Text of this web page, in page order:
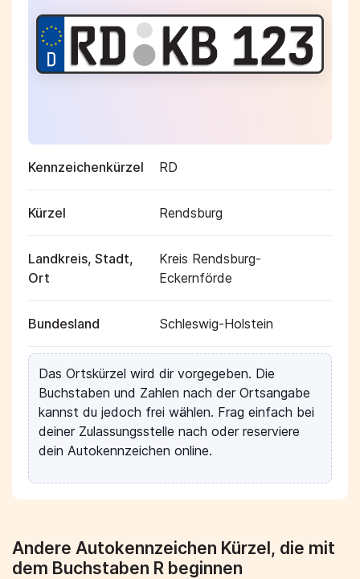
Kennzeichenkürzel RD
Kürzel Rendsburg
Landkreis, Stadt,
Ort
Kreis Rendsburg-
Eckernförde
Bundesland Schleswig-Holstein
Das Ortskürzel wird dir vorgegeben. Die
Buchstaben und Zahlen nach der Ortsangabe
kannst du jedoch frei wählen. Frag einfach bei
deiner Zulassungsstelle nach oder reserviere
dein Autokennzeichen online.
Andere Autokennzeichen Kürzel, die mit
dem Buchstaben R beginnen